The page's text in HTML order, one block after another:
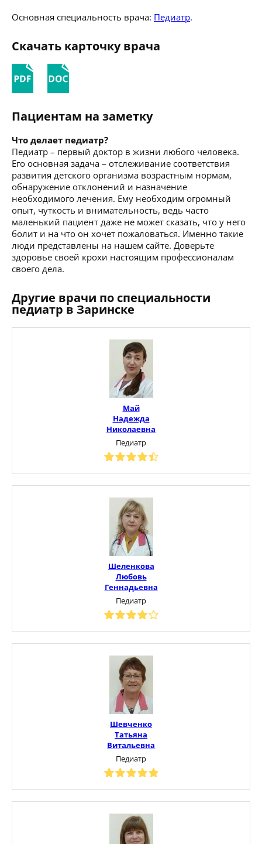
Основная специальность врача: Педиатр.
Скачать карточку врача
Пациентам на заметку
Что делает педиатр?
Педиатр – первый доктор в жизни любого человека.
Его основная задача – отслеживание соответствия
развития детского организма возрастным нормам,
обнаружение отклонений и назначение
необходимого лечения. Ему необходим огромный
опыт, чуткость и внимательность, ведь часто
маленький пациент даже не может сказать, что у него
болит и на что он хочет пожаловаться. Именно такие
люди представлены на нашем сайте. Доверьте
здоровье своей крохи настоящим профессионалам
своего дела.
Другие врачи по специальности
педиатр в Заринске
Май
Надежда
Николаевна
Педиатр
Шеленкова
Любовь
Геннадьевна
Педиатр
Шевченко
Татьяна
Витальевна
Педиатр